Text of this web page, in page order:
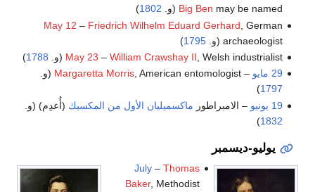
Big Ben may be named (و. 1802
)
May 12 – Friedrich Wilhelm Eduard Gerhard , German
archaeologist (و.
1795
)
May 23 – William Crawshay II , Welsh industrialist (و. 1788
)
29 مايو
–
Margaretta Morris, American entomologist (و.
1797
)
19 يونيو
– الامبراطور ماكسميليان الأول من المكسيك (أُعدِم) (و.
1832
)
يوليو-ديسمبر
July –Thomas
Baker, Methodist